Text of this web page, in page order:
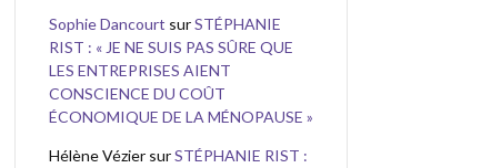
Sophie Dancourt surSTÉPHANIE
RIST : « JE NE SUIS PAS SÛRE QUE
LES ENTREPRISES AIENT
CONSCIENCE DU COÛT
ÉCONOMIQUE DE LA MÉNOPAUSE »
Hélène Vézier surSTÉPHANIE RIST :